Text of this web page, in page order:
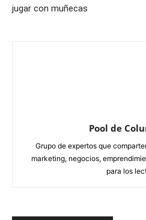
jugar con muñecas
Pool de
Grupo de expertos que
marketing, negocios,
para los